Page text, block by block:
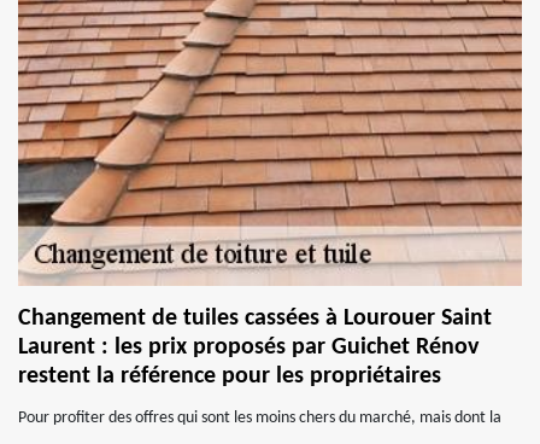
Changement de tuiles cassées à Lourouer Saint
Laurent : les prix proposés par Guichet Rénov
restent la référence pour les propriétaires
Pour profiter des offres qui sont les moins chers du marché, mais dont la